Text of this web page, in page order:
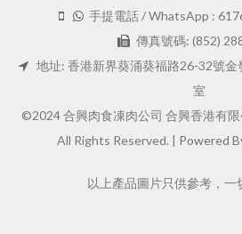
手提電話 / WhatsApp :
傳真號碼: (852)
地址: 香港新界葵涌葵福路26-32號
室
©2024 合興肉食凍肉公司 合興香港有
All Rights Reserved. | Powered
以上產品圖片只供參考，一